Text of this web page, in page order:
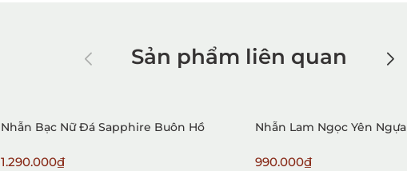
Sản phẩm liên quan
Nhẫn Bạc Nữ Đá Sapphire Buôn Hồ
1.290.000₫
Nhẫn Lam Ngọc Yên Ngựa
990.000₫